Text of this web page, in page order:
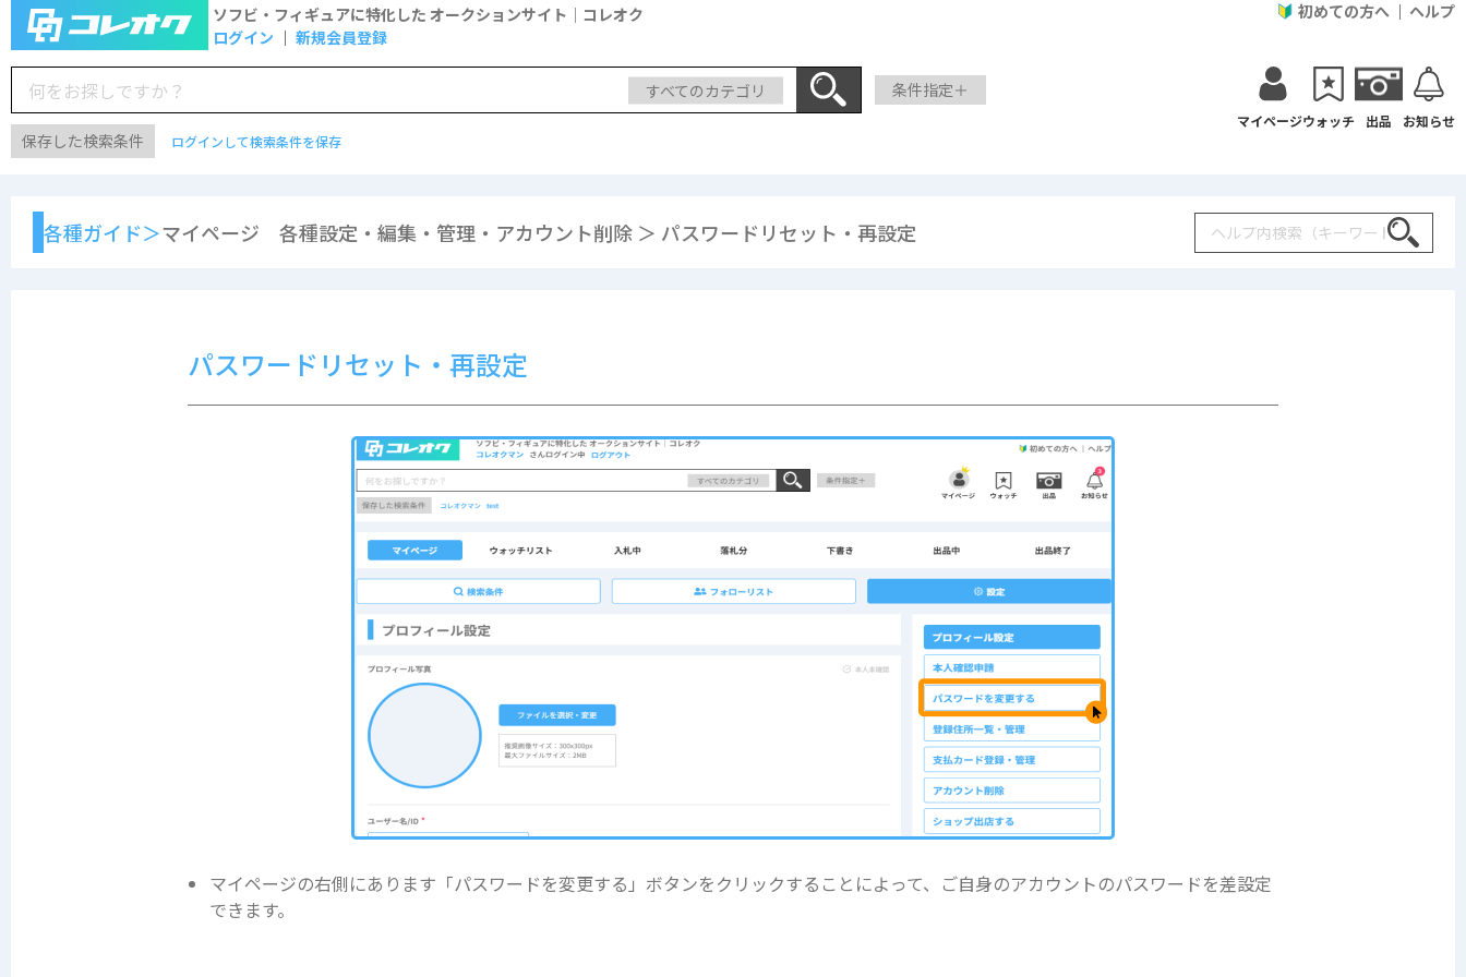
ソフビ・フィギュアに特化した オークションサイト｜コレオク
ログイン
新規会員登録
初めての方へ ヘルプ
すべてのカテゴリ 条件指定＋
保存した検索条件 ログインして検索条件を保存
マイページウォッチ 出品 お知らせ
各種ガイド＞マイページ 各種設定・編集・管理・アカウント削除 ＞ パスワードリセット・再設定 Search
パスワードリセット・再設定
マイページの右側にあります「パスワードを変更する」ボタンをクリックすることによって、ご自身のアカウントのパスワードを差設定
できます。